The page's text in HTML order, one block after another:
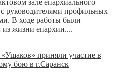
зале епархиального
руководителями профильных
В ходе работы были
жизни епархии....